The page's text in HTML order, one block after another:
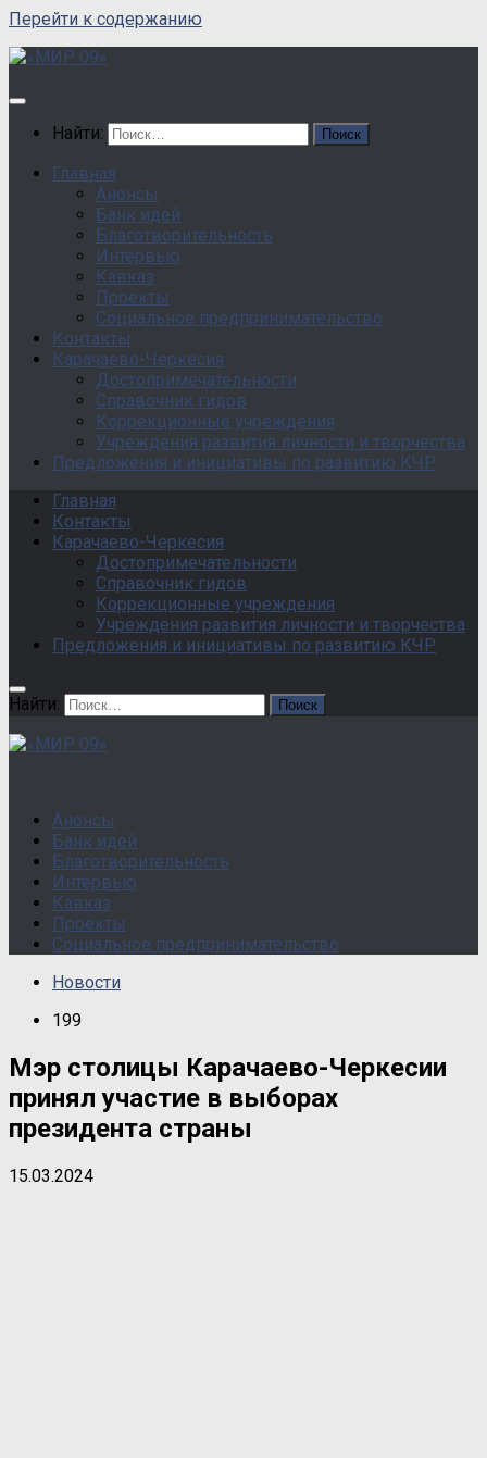
Перейти к содержанию
Найти:
Главная
Анонсы
Банк идей
Благотворительность
Интервью
Кавказ
Проекты
Социальное предпринимательство
Контакты
Карачаево-Черкесия
Достопримечательности
Справочник гидов
Коррекционные учреждения
Учреждения развития личности и творчества
Предложения и инициативы по развитию КЧР
Главная
Контакты
Карачаево-Черкесия
Достопримечательности
Справочник гидов
Коррекционные учреждения
Учреждения развития личности и творчества
Предложения и инициативы по развитию КЧР
Найти:
Анонсы
Банк идей
Благотворительность
Интервью
Кавказ
Проекты
Социальное предпринимательство
Новости
199
Мэр столицы Карачаево-Черкесии
принял участие в выборах
президента страны
15.03.2024